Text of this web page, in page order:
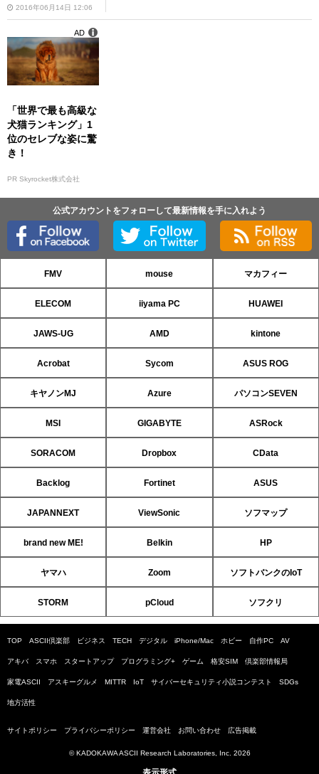
2016年06月14日 12:06
「世界で最も高級な
犬猫ランキング」1
位のセレブな姿に驚
き！
PR Skyrocket株式会社
AD
公式アカウントをフォローして最新情報を手に入れよう
FMV mouse マカフィー
ELECOM iiyama PC HUAWEI
JAWS-UG AMD kintone
Acrobat Sycom ASUS ROG
キヤノンMJ Azure パソコンSEVEN
MSI GIGABYTE ASRock
SORACOM Dropbox CData
Backlog Fortinet ASUS
JAPANNEXT ViewSonic ソフマップ
brand new ME! Belkin HP
ヤマハ Zoom ソフトバンクのIoT
STORM pCloud ソフクリ
TOP ASCII倶楽部 ビジネス TECH デジタル iPhone/Mac ホビー 自作PC AV
アキバ スマホ スタートアップ プログラミング+ ゲーム 格安SIM 倶楽部情報局
家電ASCII アスキーグルメ MITTR IoT サイバーセキュリティ小説コンテスト SDGs
地方活性
サイトポリシー プライバシーポリシー 運営会社 お問い合わせ 広告掲載
© KADOKAWA ASCII Research Laboratories, Inc. 2026